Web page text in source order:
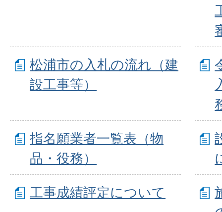
松浦市の入札の流れ（建
設工事等）
指名願業者一覧表（物
品・役務）
工事成績評定について